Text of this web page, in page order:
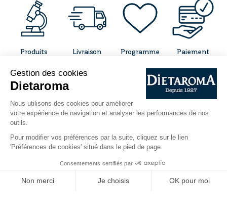
Produits
et naturels
Livraison
partir de 50€
d'achat
Programme
Paiement
INFORMATIONS